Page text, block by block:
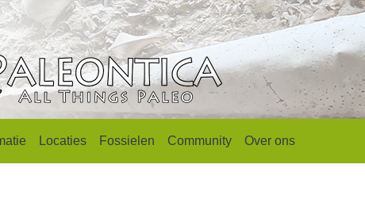
Locaties Fossielen Community Over ons